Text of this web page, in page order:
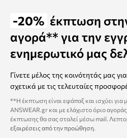
-20% έκπτωση
αγορά** για την
ενημερωτικό μας
Γίνετε μέλος της κοινότητάς μας
σχετικά με τις τελευταίες
**Η έκπτωση είναι εφάπαξ και ισχύει για
ANSWEAR.gr και με ελάχιστο όριο
έκπτωσης θα σας σταλεί μέσω mail.
εξαιρέσεις από την προώθηση